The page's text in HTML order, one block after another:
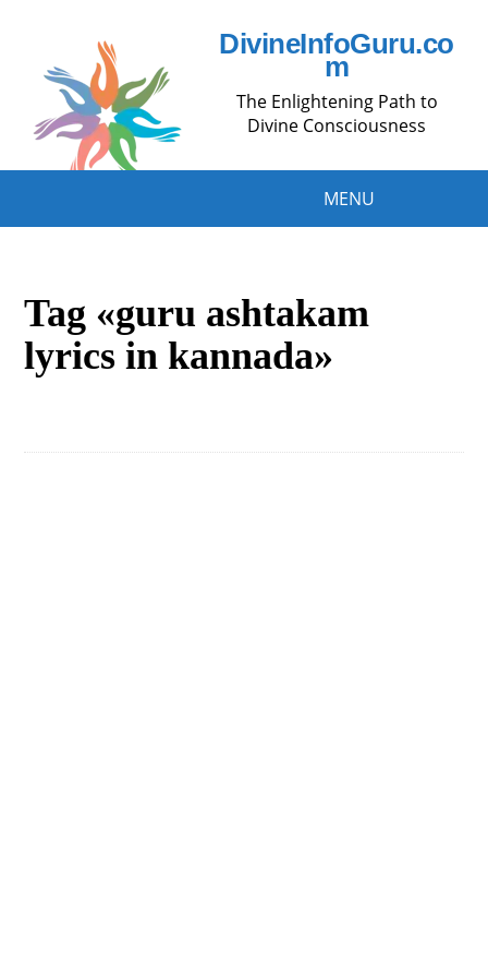
DivineInfoGuru.co
m
The Enlightening Path to
Divine Consciousness
MENU
Tag «guru ashtakam
lyrics in kannada»